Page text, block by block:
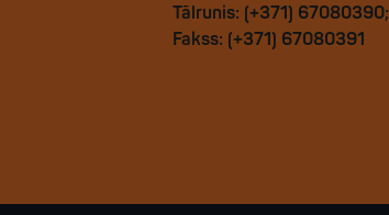
Tālrunis: (+371) 67080390;
Fakss: (+371) 67080391